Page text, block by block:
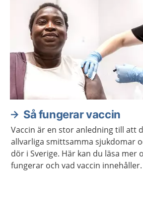
Så fungerar vaccin
Vaccin är en stor anledning till att
allvarliga smittsamma sjukdomar
dör i Sverige. Här kan du läsa mer om hur vaccin
fungerar och vad vaccin innehåller.